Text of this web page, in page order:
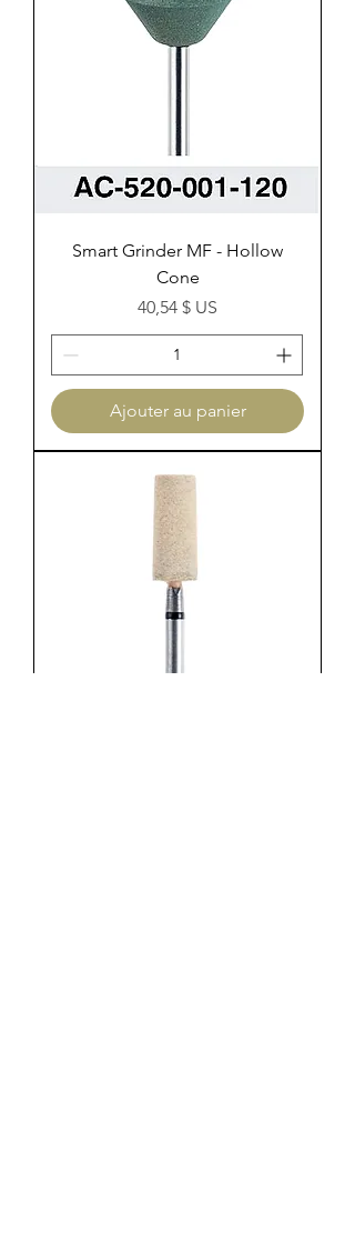
Smart Grinder MF - Hollow
Cone
Prix
40,54 $ US
Ajouter au panier